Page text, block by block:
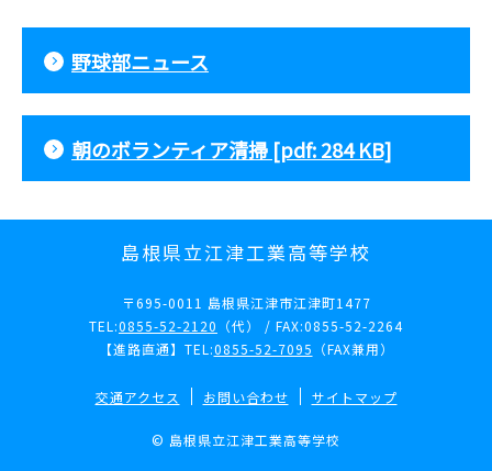
野球部ニュース
朝のボランティア清掃 [pdf: 284 KB]
島根県立江津工業高等学校
〒695-0011 島根県江津市江津町1477
TEL:0855-52-2120 （代） / FAX:0855-52-2264
【進路直通】TEL:0855-52-7095 （FAX兼用）
交通アクセス お問い合わせ サイトマップ
© 島根県立江津工業高等学校